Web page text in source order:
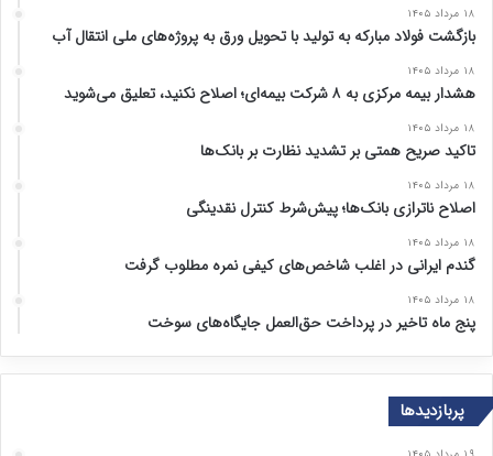
۱۸ مرداد ۱۴۰۵
بازگشت فولاد مبارکه به تولید با تحویل ورق به پروژه‌های ملی انتقال آب
۱۸ مرداد ۱۴۰۵
هشدار بیمه مرکزی به ۸ شرکت بیمه‌ای؛ اصلاح نکنید، تعلیق می‌شوید
۱۸ مرداد ۱۴۰۵
تاکید صریح همتی بر تشدید نظارت بر بانک‌ها
۱۸ مرداد ۱۴۰۵
اصلاح ناترازی بانک‌ها؛ پیش‌شرط کنترل نقدینگی
۱۸ مرداد ۱۴۰۵
گندم ایرانی در اغلب شاخص‌های کیفی نمره مطلوب گرفت
۱۸ مرداد ۱۴۰۵
پنج ماه تاخیر در پرداخت حق‌العمل جایگاه‌های سوخت
پربازدیدها